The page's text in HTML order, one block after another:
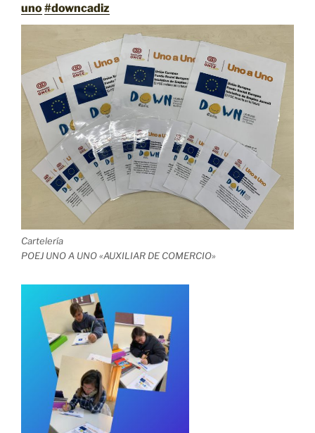
uno#downcadiz
Cartelería
POEJ UNO A UNO «AUXILIAR DE COMERCIO»